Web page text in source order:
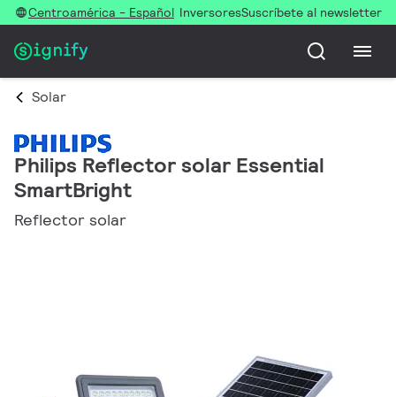
Centroamérica - Español InversoresSuscríbete al newsletter
Solar
Philips Reflector solar Essential
SmartBright
Reflector solar